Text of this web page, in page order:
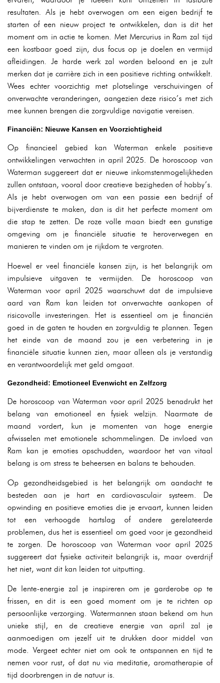
resultaten. Als je hebt overwogen om een eigen bedrijf te
starten of een nieuw project te ontwikkelen, dan is dit het
moment om in actie te komen. Met Mercurius in Ram zal tijd
een kostbaar goed zijn, dus focus op je doelen en vermijd
afleidingen. Je harde werk zal worden beloond en je zult
merken dat je carrière zich in een positieve richting ontwikkelt.
Wees echter voorzichtig met plotselinge verschuivingen of
onverwachte veranderingen, aangezien deze risico’s met zich
mee kunnen brengen die zorgvuldige navigatie vereisen.
Financiën: Nieuwe Kansen en Voorzichtigheid
Op financieel gebied kan Waterman enkele positieve
ontwikkelingen verwachten in april 2025. De horoscoop van
Waterman suggereert dat er nieuwe inkomstenmogelijkheden
zullen ontstaan, vooral door creatieve bezigheden of hobby’s.
Als je hebt overwogen om van een passie een bedrijf of
bijverdienste te maken, dan is dit het perfecte moment om
die stap te zetten. De roze volle maan biedt een gunstige
omgeving om je financiële situatie te heroverwegen en
manieren te vinden om je rijkdom te vergroten.
Hoewel er veel financiële kansen zijn, is het belangrijk om
impulsieve uitgaven te vermijden. De horoscoop van
Waterman voor april 2025 waarschuwt dat de impulsieve
aard van Ram kan leiden tot onverwachte aankopen of
risicovolle investeringen. Het is essentieel om je financiën
goed in de gaten te houden en zorgvuldig te plannen. Tegen
het einde van de maand zou je een verbetering in je
financiële situatie kunnen zien, maar alleen als je verstandig
en verantwoordelijk met geld omgaat.
Gezondheid: Emotioneel Evenwicht en Zelfzorg
De horoscoop van Waterman voor april 2025 benadrukt het
belang van emotioneel en fysiek welzijn. Naarmate de
maand vordert, kun je momenten van hoge energie
afwisselen met emotionele schommelingen. De invloed van
Ram kan je emoties opschudden, waardoor het van vitaal
belang is om stress te beheersen en balans te behouden.
Op gezondheidsgebied is het belangrijk om aandacht te
besteden aan je hart en cardiovasculair systeem. De
opwinding en positieve emoties die je ervaart, kunnen leiden
tot een verhoogde hartslag of andere gerelateerde
problemen, dus het is essentieel om goed voor je gezondheid
te zorgen. De horoscoop van Waterman voor april 2025
suggereert dat fysieke activiteit belangrijk is, maar overdrijf
het niet, want dit kan leiden tot uitputting.
De lente-energie zal je inspireren om je garderobe op te
frissen, en dit is een goed moment om je te richten op
persoonlijke verzorging. Watermannen staan bekend om hun
unieke stijl, en de creatieve energie van april zal je
aanmoedigen om jezelf uit te drukken door middel van
mode. Vergeet echter niet om ook te ontspannen en tijd te
nemen voor rust, of dat nu via meditatie, aromatherapie of
tijd doorbrengen in de natuur is.